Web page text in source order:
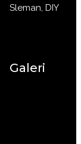
Sleman, DIY
Galeri